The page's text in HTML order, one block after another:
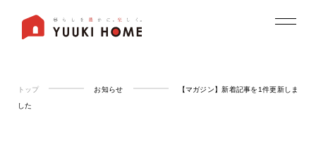
トップ お知らせ 【マガジン】新着記事を1件更新しま
した